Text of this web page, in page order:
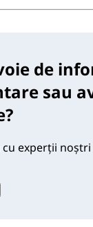
de
sau
experții noștri